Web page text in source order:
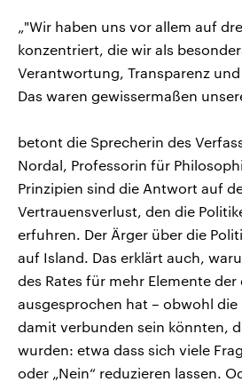
„"Wir haben uns vor allem auf
konzentriert, die wir als
Verantwortung, Transparenz
Das waren gewissermaßen
betont die Sprecherin des
Nordal, Professorin für
Prinzipien sind die Antwort auf
Vertrauensverlust, den die
erfuhren. Der Ärger über die
auf Island. Das erklärt auch,
des Rates für mehr Elemente
ausgesprochen hat – obwohl
damit verbunden sein könnten,
wurden: etwa dass sich viele
oder „Nein“ reduzieren lassen.